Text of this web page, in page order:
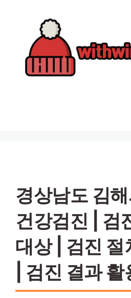
경상남도 김
건강검진 | 검
대상 | 검진 절
| 검진 결과 활